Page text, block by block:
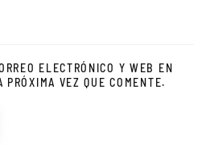
ELECTRÓNICO Y WEB EN
PRÓXIMA VEZ QUE COMENTE.